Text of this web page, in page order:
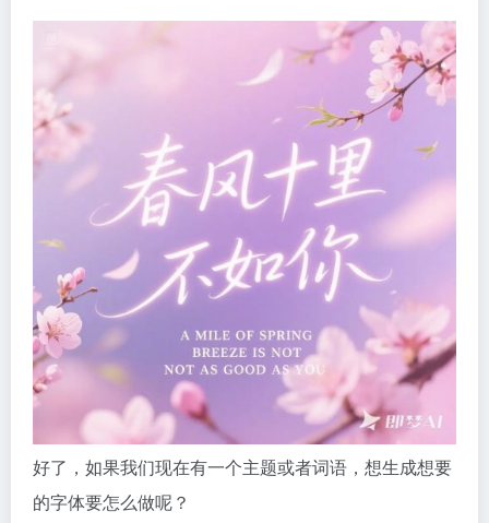
好了，如果我们现在有一个主题或者词语，想生成想要
的字体要怎么做呢？